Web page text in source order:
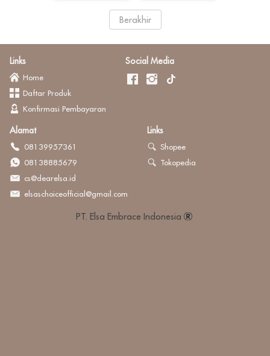
`
Berakhir
Links
Home
Daftar Produk
Konfirmasi Pembayaran
Social Media
Alamat
08139957361
08138885679
cs@dearelsa.id
elsaschoiceofficial@gmail.com
Links
Shopee
Tokopedia
PT. Elsa Embrace Indonesia